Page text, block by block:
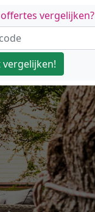
vergelijken?
vergelijken!